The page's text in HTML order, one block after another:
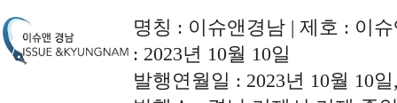
명칭 : 이슈앤경남 | 제호 : 이
: 2023년 10월 10일
발행연월일 : 2023년 10월 10